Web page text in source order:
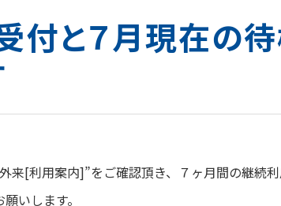
付と７月現在の
来[利用案内]”をご確認頂き、７ヶ月間の継続
いします。